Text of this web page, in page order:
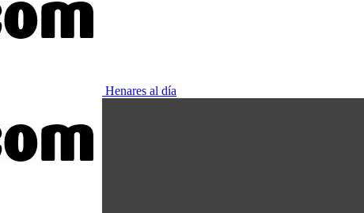
Henares al día